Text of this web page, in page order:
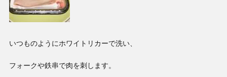
いつものようにホワイトリカーで洗い、
フォークや鉄串で肉を刺します。